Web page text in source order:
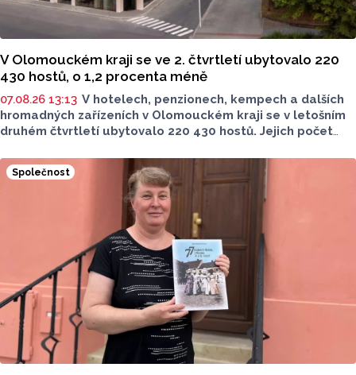
V Olomouckém kraji se ve 2. čtvrtletí ubytovalo 220
430 hostů, o 1,2 procenta méně
07.08.26 13:13 V hotelech, penzionech, kempech a dalších
hromadných zařízeních v Olomouckém kraji se v letošním
druhém čtvrtletí ubytovalo 220 430 hostů. Jejich počet
přibylo ubytovaných cizinců, kterých bylo 45 548,
meziročně o 9,1 procenta více. Naopak domácích hostů
v regionu ubylo, kraj v tomto období navštívilo 174 882
turistů, což bylo meziročně o 3,6 procenta méně. Celkový
počet přenocování v kraji klesl o 4,7 procenta. Údaje
dnes zveřejnil Český statistický úřad (ČSÚ).
Společnost